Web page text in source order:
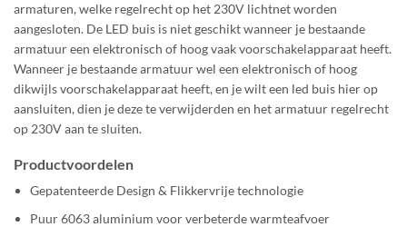
armaturen, welke regelrecht op het 230V lichtnet worden
aangesloten. De LED buis is niet geschikt wanneer je bestaande
armatuur een elektronisch of hoog vaak voorschakelapparaat heeft.
Wanneer je bestaande armatuur wel een elektronisch of hoog
dikwijls voorschakelapparaat heeft, en je wilt een led buis hier op
aansluiten, dien je deze te verwijderden en het armatuur regelrecht
op 230V aan te sluiten.
Productvoordelen
Gepatenteerde Design & Flikkervrije technologie
Puur 6063 aluminium voor verbeterde warmteafvoer